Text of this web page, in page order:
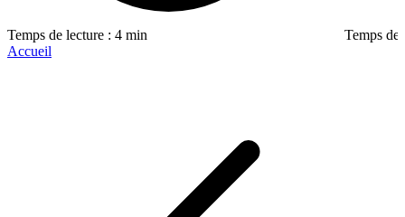
Temps de lecture : 4 min
Temps de
Accueil